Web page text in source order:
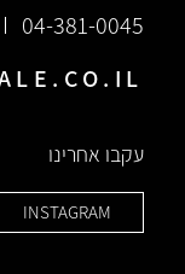
04-381-0045
עקבו אחרינו
INSTAGRAM